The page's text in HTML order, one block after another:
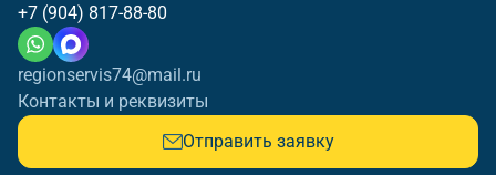
+7 (904) 817-88-80
regionservis74@mail.ru
Контакты и реквизиты
Отправить заявку